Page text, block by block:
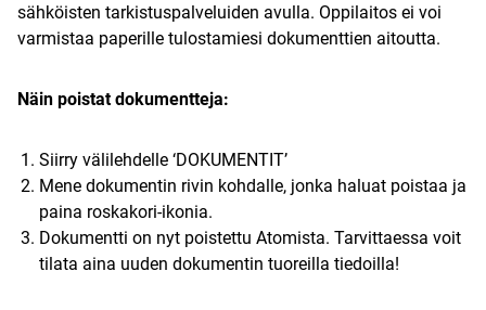
sähköisten tarkistuspalveluiden avulla. Oppilaitos ei voi
varmistaa paperille tulostamiesi dokumenttien aitoutta.
Näin poistat dokumentteja:
Siirry välilehdelle ‘DOKUMENTIT’
Mene dokumentin rivin kohdalle, jonka haluat poistaa ja
paina roskakori-ikonia.
Dokumentti on nyt poistettu Atomista. Tarvittaessa voit
tilata aina uuden dokumentin tuoreilla tiedoilla!